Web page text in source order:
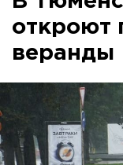
откроют
веранды